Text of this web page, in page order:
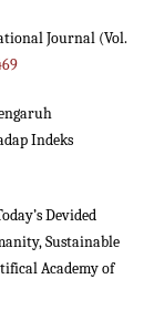
Journal (Vol.
Indeks
Devided
Sustainable
Academy of